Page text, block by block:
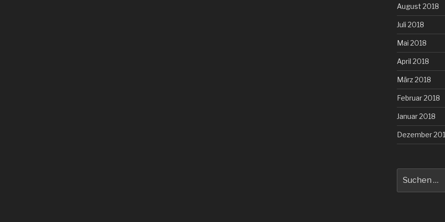
August 2018
Juli 2018
Mai 2018
April 2018
März 2018
Februar 2018
Januar 2018
Dezember